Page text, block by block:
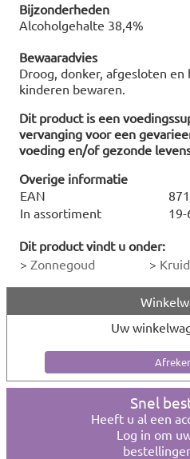
Bijzonderheden
Alcoholgehalte 38,4%
Bewaaradvies
Droog, donker, afgesloten
kinderen bewaren.
Dit product is een
vervanging voor een
voeding en/of gezonde
Overige informatie
EAN
In assortiment
Dit product vindt u onder:
> Zonnegoud >
Uw
Snel
Heeft u al een
Log in om